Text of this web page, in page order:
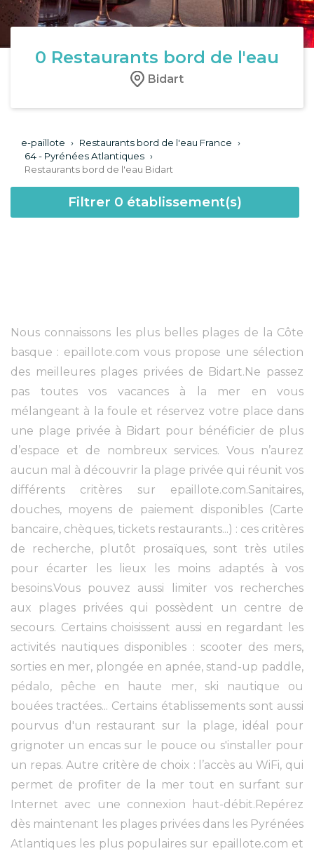
0 Restaurants bord de l'eau
Bidart
e-paillote › Restaurants bord de l'eau France ›
64 - Pyrénées Atlantiques ›
Restaurants bord de l'eau Bidart
Filtrer 0 établissement(s)
Nous connaissons les plus belles plages de la Côte
basque : epaillote.com vous propose une sélection
des meilleures plages privées de Bidart.Ne passez
pas toutes vos vacances à la mer en vous
mélangeant à la foule et réservez votre place dans
une plage privée à Bidart pour bénéficier de plus
d’espace et de nombreux services. Vous n’aurez
aucun mal à découvrir la plage privée qui réunit vos
différents critères sur epaillote.com.Sanitaires,
douches, moyens de paiement disponibles (Carte
bancaire, chèques, tickets restaurants...) : ces critères
de recherche, plutôt prosaïques, sont très utiles
pour écarter les lieux les moins adaptés à vos
besoins.Vous pouvez aussi limiter vos recherches
aux plages privées qui possèdent un centre de
secours. Certains choisissent aussi en regardant les
activités nautiques disponibles : scooter des mers,
sorties en mer, plongée en apnée, stand-up paddle,
pédalo, pêche en haute mer, ski nautique ou
bouées tractées... Certains établissements sont aussi
pourvus d'un restaurant sur la plage, idéal pour
grignoter un encas sur le pouce ou s'installer pour
un repas. Autre critère de choix : l’accès au WiFi, qui
permet de profiter de la mer tout en surfant sur
Internet avec une connexion haut-débit.Repérez
dès maintenant les plages privées dans les Pyrénées
Atlantiques les plus populaires sur epaillote.com et